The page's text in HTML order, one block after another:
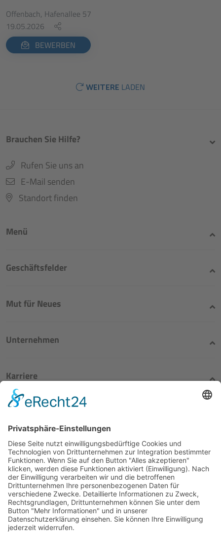
Offenbach, Hafenallee 57
19.05.2026
BEWERBEN
WEITERE LADEN
Brauchen Sie Hilfe?
Rufen Sie uns an
E-Mail senden
Standort finden
Menü
Geschäftsfelder
Mut für Neues
Unternehmen
Karriere
Blasius Schuster
Die Unternehmensgruppe
für mineralische Rohstoffe